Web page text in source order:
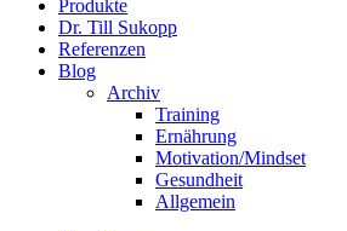
Produkte
Dr. Till Sukopp
Referenzen
Blog
Archiv
Training
Ernährung
Motivation/Mindset
Gesundheit
Allgemein